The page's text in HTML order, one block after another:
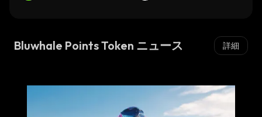
Bluwhale Points Token ニュース 詳細